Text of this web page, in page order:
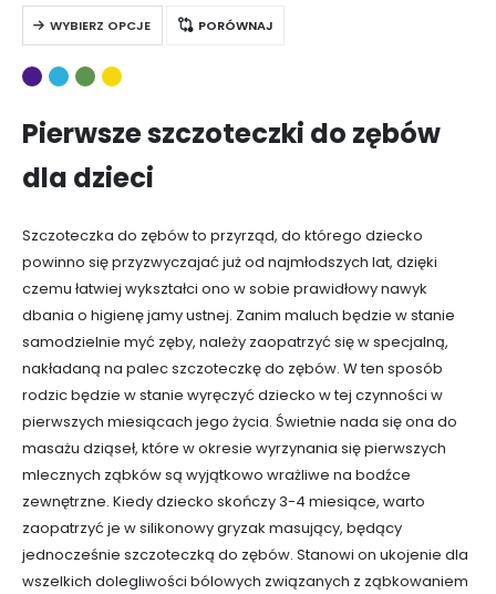
potrzebę przechowywania jej w…
WYBIERZ OPCJE
Ten
produkt
ma
wariantów.
można
na
stronie
produktu
PORÓWNAJ
Pierwsze szczoteczki do zębów
dla dzieci
Szczoteczka do zębów to przyrząd, do którego dziecko
powinno się przyzwyczajać już od najmłodszych lat, dzięki
czemu łatwiej wykształci ono w sobie prawidłowy nawyk
dbania o higienę jamy ustnej. Zanim maluch będzie w stanie
samodzielnie myć zęby, należy zaopatrzyć się w specjalną,
nakładaną na palec szczoteczkę do zębów. W ten sposób
rodzic będzie w stanie wyręczyć dziecko w tej czynności w
pierwszych miesiącach jego życia. Świetnie nada się ona do
masażu dziąseł, które w okresie wyrzynania się pierwszych
mlecznych ząbków są wyjątkowo wrażliwe na bodźce
zewnętrzne. Kiedy dziecko skończy 3-4 miesiące, warto
zaopatrzyć je w silikonowy gryzak masujący, będący
jednocześnie szczoteczką do zębów. Stanowi on ukojenie dla
wszelkich dolegliwości bólowych związanych z ząbkowaniem